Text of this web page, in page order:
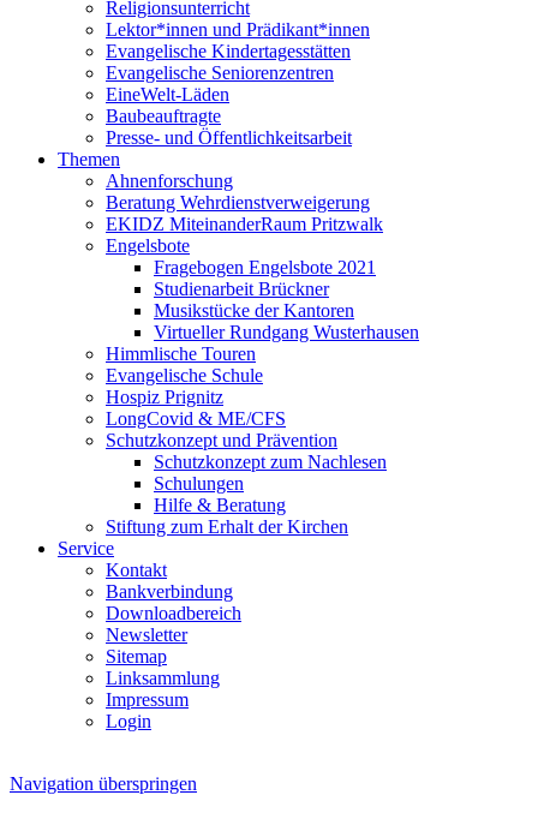
Religionsunterricht
Lektor*innen und Prädikant*innen
Evangelische Kindertagesstätten
Evangelische Seniorenzentren
EineWelt-Läden
Baubeauftragte
Presse- und Öffentlichkeitsarbeit
Themen
Ahnenforschung
Beratung Wehrdienstverweigerung
EKIDZ MiteinanderRaum Pritzwalk
Engelsbote
Fragebogen Engelsbote 2021
Studienarbeit Brückner
Musikstücke der Kantoren
Virtueller Rundgang Wusterhausen
Himmlische Touren
Evangelische Schule
Hospiz Prignitz
LongCovid & ME/CFS
Schutzkonzept und Prävention
Schutzkonzept zum Nachlesen
Schulungen
Hilfe & Beratung
Stiftung zum Erhalt der Kirchen
Service
Kontakt
Bankverbindung
Downloadbereich
Newsletter
Sitemap
Linksammlung
Impressum
Login
Navigation überspringen